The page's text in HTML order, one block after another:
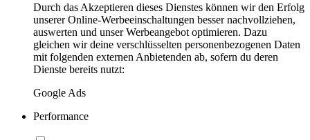
Durch das Akzeptieren dieses Dienstes können wir den Erfolg
unserer Online-Werbeeinschaltungen besser nachvollziehen,
auswerten und unser Werbeangebot optimieren. Dazu
gleichen wir deine verschlüsselten personenbezogenen Daten
mit folgenden externen Anbietenden ab, sofern du deren
Dienste bereits nutzt:
Google Ads
Performance